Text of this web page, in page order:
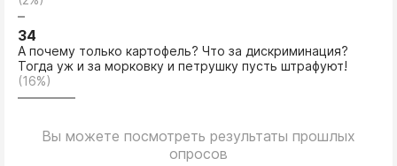
34
А почему только картофель? Что за дискриминация?
Тогда уж и за морковку и петрушку пусть штрафуют!
(16%)
Вы можете посмотреть результаты прошлых
опросов